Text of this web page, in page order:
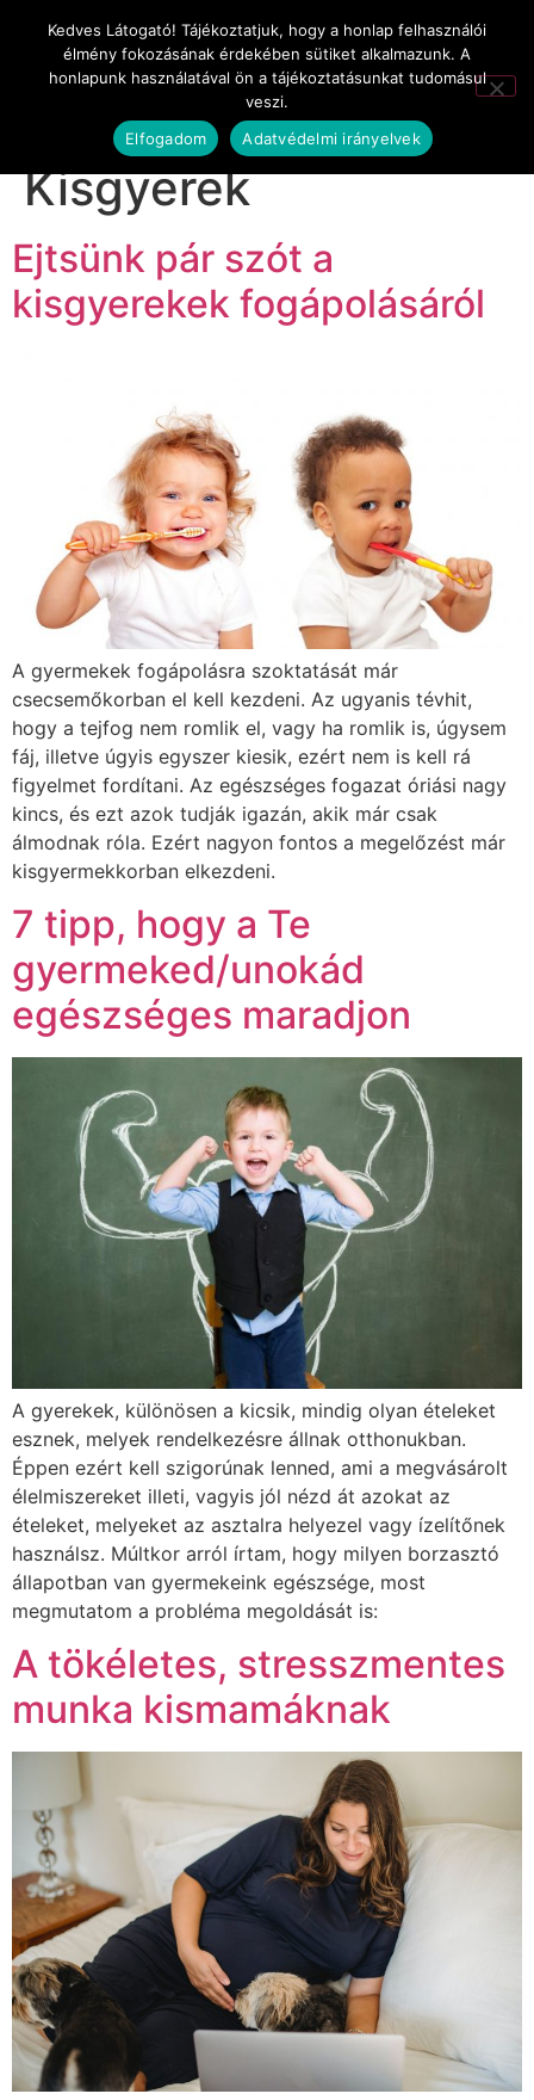
Kategória:Kismama-
Kisgyerek
Ejtsünk pár szót a
kisgyerekek fogápolásáról
A gyermekek fogápolásra szoktatását már
csecsemőkorban el kell kezdeni. Az ugyanis tévhit,
hogy a tejfog nem romlik el, vagy ha romlik is, úgysem
fáj, illetve úgyis egyszer kiesik, ezért nem is kell rá
figyelmet fordítani. Az egészséges fogazat óriási nagy
kincs, és ezt azok tudják igazán, akik már csak
álmodnak róla. Ezért nagyon fontos a megelőzést már
kisgyermekkorban elkezdeni.
7 tipp, hogy a Te
gyermeked/unokád
egészséges maradjon
A gyerekek, különösen a kicsik, mindig olyan ételeket
esznek, melyek rendelkezésre állnak otthonukban.
Éppen ezért kell szigorúnak lenned, ami a megvásárolt
élelmiszereket illeti, vagyis jól nézd át azokat az
ételeket, melyeket az asztalra helyezel vagy ízelítőnek
használsz. Múltkor arról írtam, hogy milyen borzasztó
állapotban van gyermekeink egészsége, most
megmutatom a probléma megoldását is:
A tökéletes, stresszmentes
munka kismamáknak
Kedves Látogató! Tájékoztatjuk, hogy a honlap felhasználói
élmény fokozásának érdekében sütiket alkalmazunk. A
honlapunk használatával ön a tájékoztatásunkat tudomásul
veszi.
Elfogadom
Adatvédelmi irányelvek